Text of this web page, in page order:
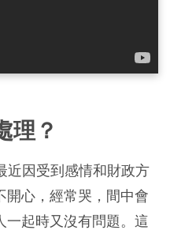
理？
近因受到感情和財政方
開心，經常哭，間中會
一起時又沒有問題。這